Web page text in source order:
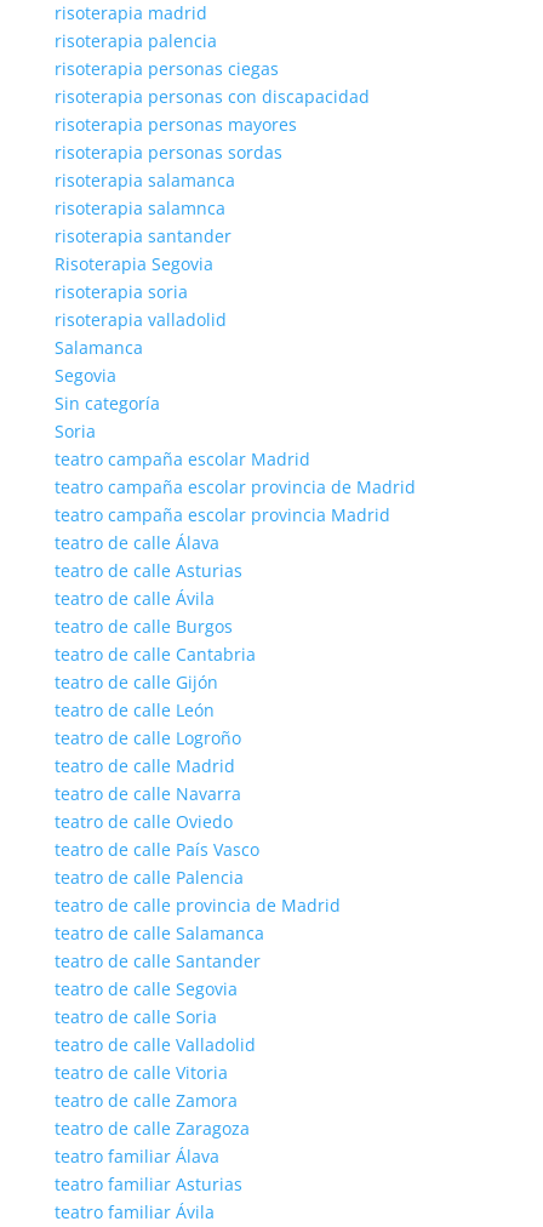
risoterapia madrid
risoterapia palencia
risoterapia personas ciegas
risoterapia personas con discapacidad
risoterapia personas mayores
risoterapia personas sordas
risoterapia salamanca
risoterapia salamnca
risoterapia santander
Risoterapia Segovia
risoterapia soria
risoterapia valladolid
Salamanca
Segovia
Sin categoría
Soria
teatro campaña escolar Madrid
teatro campaña escolar provincia de Madrid
teatro campaña escolar provincia Madrid
teatro de calle Álava
teatro de calle Asturias
teatro de calle Ávila
teatro de calle Burgos
teatro de calle Cantabria
teatro de calle Gijón
teatro de calle León
teatro de calle Logroño
teatro de calle Madrid
teatro de calle Navarra
teatro de calle Oviedo
teatro de calle País Vasco
teatro de calle Palencia
teatro de calle provincia de Madrid
teatro de calle Salamanca
teatro de calle Santander
teatro de calle Segovia
teatro de calle Soria
teatro de calle Valladolid
teatro de calle Vitoria
teatro de calle Zamora
teatro de calle Zaragoza
teatro familiar Álava
teatro familiar Asturias
teatro familiar Ávila